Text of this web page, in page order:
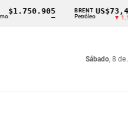
BRENT
Petróleo
US$73,48
▼ 1.12
Sábado, 8